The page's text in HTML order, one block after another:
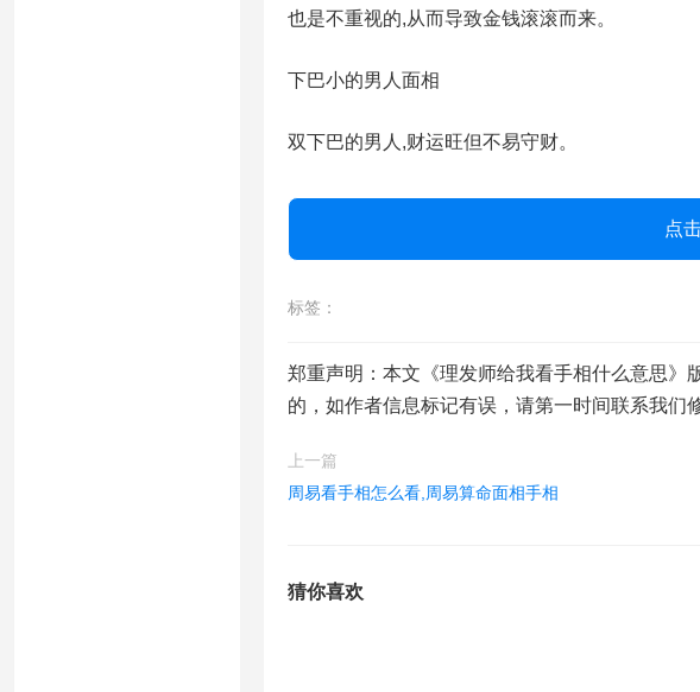
也是不重视的,从而导致金钱滚滚而来。
下巴小的男人面相
双下巴的男人,财运旺但不易守财。
点
标签：
郑重声明：本文《理发师给我看手相什么意思》
的，如作者信息标记有误，请第一时间联系我们
上一篇
周易看手相怎么看,周易算命面相手相
猜你喜欢